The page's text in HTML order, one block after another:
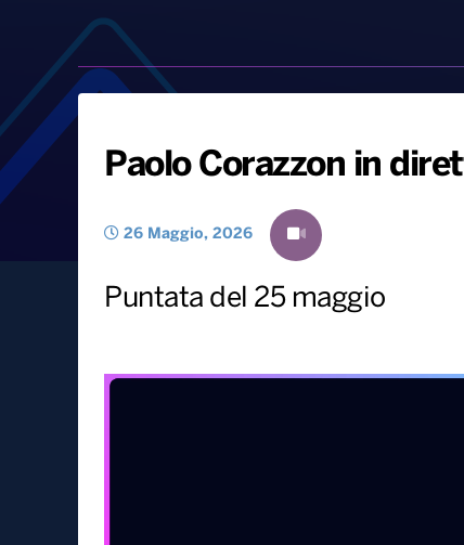
Paolo Corazzon in
26 Maggio, 2026
Puntata del 25 maggio